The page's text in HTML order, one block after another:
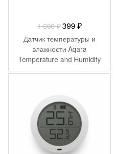
1 690₽Первоначальная
цена
составляла
1
690 ₽.
399₽Текущая
цена:
399 ₽.
Датчик температуры и
влажности Aqara
Temperature and Humidity
Sensor WSDCGQ11LM